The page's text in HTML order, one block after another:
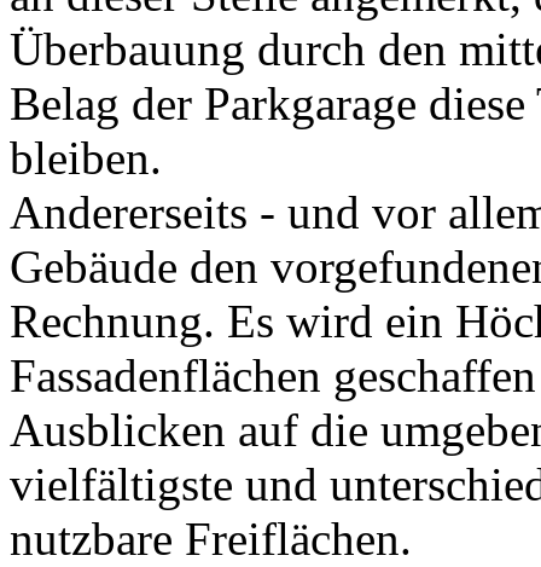
Überbauung durch den
Belag der Parkgarage
bleiben.
Andererseits - und vor
Gebäude den
Rechnung. Es wird ein
Fassadenflächen
Ausblicken auf die
vielfältigste und
nutzbare Freiflächen.